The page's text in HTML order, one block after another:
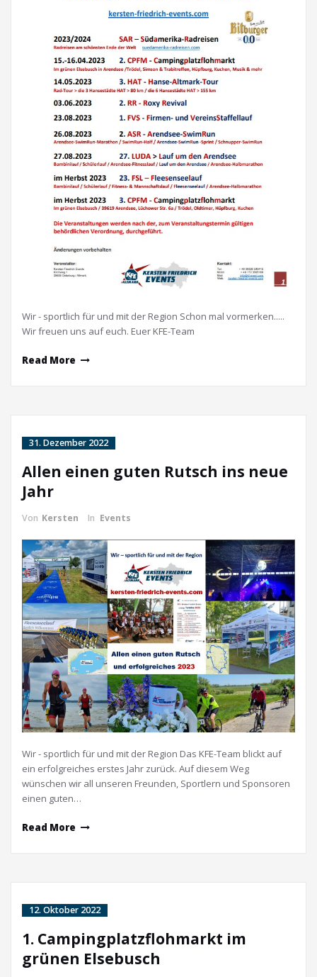
Wir - sportlich für und mit der Region Schon mal vormerken.....
Wir freuen uns auf euch. Euer KFE-Team
Read More
31. Dezember 2022
Allen einen guten Rutsch ins neue
Jahr
Von Kersten In Events
Wir - sportlich für und mit der Region Das KFE-Team blickt auf
ein erfolgreiches erstes Jahr zurück. Auf diesem Weg
wünschen wir all unseren Freunden, Sportlern und Sponsoren
einen guten…
Read More
12. Oktober 2022
1. Campingplatzflohmarkt im
grünen Elsebusch